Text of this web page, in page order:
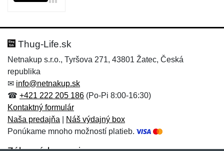
Thug-Life.sk
Netnakup s.r.o., Tyršova 271, 43801 Žatec, Česká
republika
✉ info@netnakup.sk
☎ +421 222 205 186 (Po-Pi 8:00-16:30)
Kontaktný formulár
Naša predajňa
Náš výdajný box
Ponúkame mnoho možností platieb.